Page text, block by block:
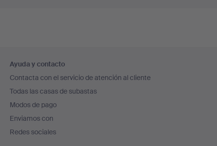
en
el
pie
de
página
Ayuda y contacto
Contacta con el servicio de atención al cliente
Todas las casas de subastas
Modos de pago
Enviamos con
Redes sociales